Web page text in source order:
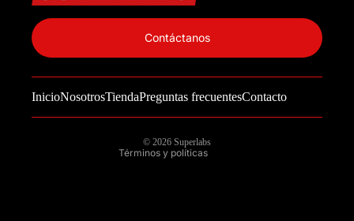
InicioNosotrosTiendaPreguntas frecuentesContacto
Contáctanos
© 2026 Superlabs
Términos y políticas
Información de contacto
Política de reembolso
Términos del servicio
Política de envío